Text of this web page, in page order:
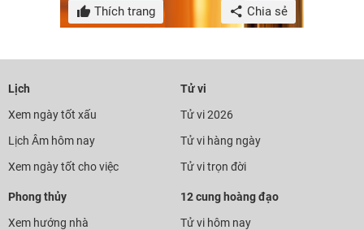
Thích trang Chia sẻ
Lịch
Xem ngày tốt xấu
Lịch Âm hôm nay
Xem ngày tốt cho việc
Tử vi
Tử vi 2026
Tử vi hàng ngày
Tử vi trọn đời
Phong thủy
Xem hướng nhà
12 cung hoàng đạo
Tử vi hôm nay